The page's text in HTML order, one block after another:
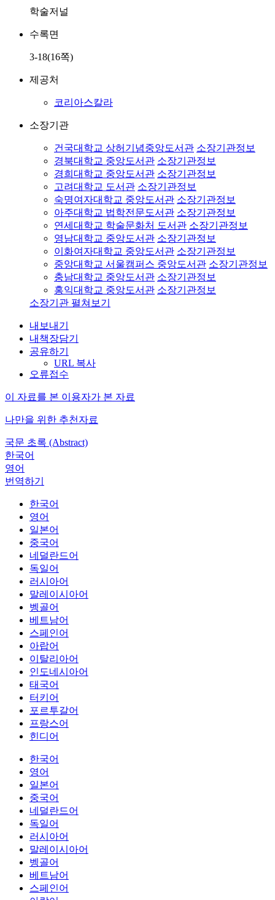
학술저널
수록면
3-18(16쪽)
제공처
코리아스칼라
소장기관
건국대학교 상허기념중앙도서관 소장기관정보
경북대학교 중앙도서관 소장기관정보
경희대학교 중앙도서관 소장기관정보
고려대학교 도서관 소장기관정보
숙명여자대학교 중앙도서관 소장기관정보
아주대학교 법학전문도서관 소장기관정보
연세대학교 학술문화처 도서관 소장기관정보
영남대학교 중앙도서관 소장기관정보
이화여자대학교 중앙도서관 소장기관정보
중앙대학교 서울캠퍼스 중앙도서관 소장기관정보
충남대학교 중앙도서관 소장기관정보
홍익대학교 중앙도서관 소장기관정보
소장기관 펼쳐보기
내보내기
내책장담기
공유하기
URL 복사
오류접수
이 자료를 본 이용자가 본 자료
나만을 위한 추천자료
국문 초록 (Abstract)
한국어
영어
번역하기
한국어
영어
일본어
중국어
네덜란드어
독일어
러시아어
말레이시아어
벵골어
베트남어
스페인어
아랍어
이탈리아어
인도네시아어
태국어
터키어
포르투갈어
프랑스어
힌디어
한국어
영어
일본어
중국어
네덜란드어
독일어
러시아어
말레이시아어
벵골어
베트남어
스페인어